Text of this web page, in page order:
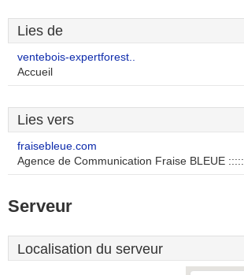
Lies de
ventebois-expertforest..
Accueil
Lies vers
fraisebleue.com
Agence de Communication Fraise BLEUE :::::
Serveur
Localisation du serveur